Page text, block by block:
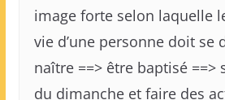
image forte selon laquelle
vie d’une personne doit se
naître ==> être baptisé ==>
du dimanche et faire des